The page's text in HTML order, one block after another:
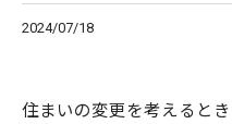
2024/07/18
住まいの変更を考えると